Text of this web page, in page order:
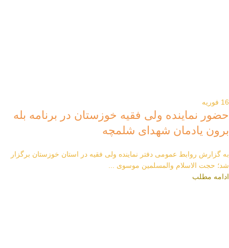
16 فوریه
حضور نماینده ولی فقیه خوزستان در برنامه بله
برون یادمان شهدای شلمچه
به گزارش روابط عمومی دفتر نماینده ولی فقیه در استان خوزستان برگزار
شد؛ حجت الاسلام والمسلمین موسوی ...
ادامه مطلب